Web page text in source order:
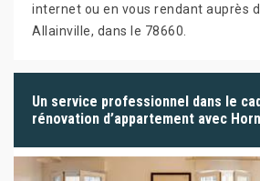
internet ou en vous rendant auprès
Allainville, dans le 78660.
Un service professionnel dans le
rénovation d’appartement avec